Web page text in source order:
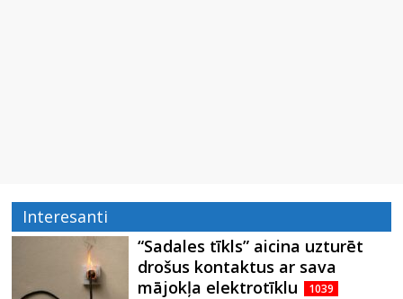
Interesanti
“Sadales tīkls” aicina uzturēt
drošus kontaktus ar sava
mājokļa elektrotīklu
1039